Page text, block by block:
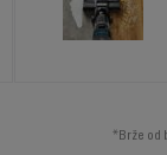
*Brže od